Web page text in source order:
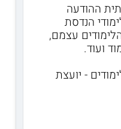
ההודעה
הנדסת
עצמם,
ועוד.
- יועצת